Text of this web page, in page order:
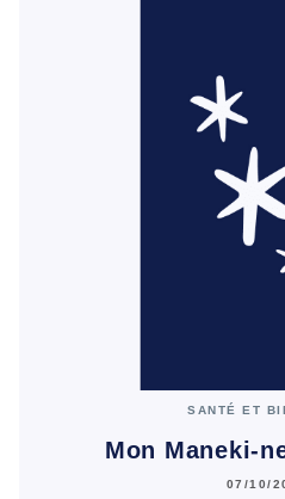
SANTÉ ET
Mon Maneki-
07/10/